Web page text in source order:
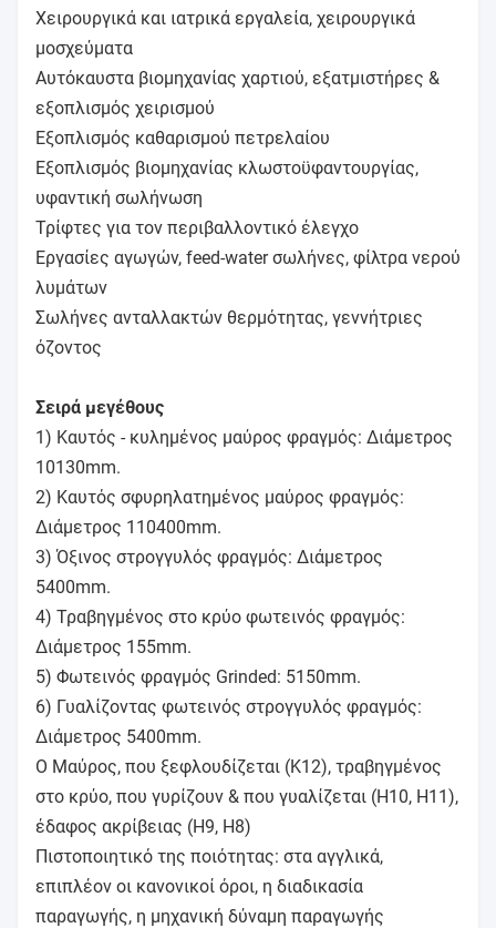
Χειρουργικά και ιατρικά εργαλεία, χειρουργικά
μοσχεύματα
Αυτόκαυστα βιομηχανίας χαρτιού, εξατμιστήρες &
εξοπλισμός χειρισμού
Εξοπλισμός καθαρισμού πετρελαίου
Εξοπλισμός βιομηχανίας κλωστοϋφαντουργίας,
υφαντική σωλήνωση
Τρίφτες για τον περιβαλλοντικό έλεγχο
Εργασίες αγωγών, feed-water σωλήνες, φίλτρα νερού
λυμάτων
Σωλήνες ανταλλακτών θερμότητας, γεννήτριες
όζοντος
Σειρά μεγέθους
1) Καυτός - κυλημένος μαύρος φραγμός: Διάμετρος
10130mm.
2) Καυτός σφυρηλατημένος μαύρος φραγμός:
Διάμετρος 110400mm.
3) Όξινος στρογγυλός φραγμός: Διάμετρος
5400mm.
4) Τραβηγμένος στο κρύο φωτεινός φραγμός:
Διάμετρος 155mm.
5) Φωτεινός φραγμός Grinded: 5150mm.
6) Γυαλίζοντας φωτεινός στρογγυλός φραγμός:
Διάμετρος 5400mm.
Ο Μαύρος, που ξεφλουδίζεται (K12), τραβηγμένος
στο κρύο, που γυρίζουν & που γυαλίζεται (H10, H11),
έδαφος ακρίβειας (H9, H8)
Πιστοποιητικό της ποιότητας: στα αγγλικά,
επιπλέον οι κανονικοί όροι, η διαδικασία
παραγωγής, η μηχανική δύναμη παραγωγής